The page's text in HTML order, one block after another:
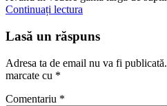
Continuați lectura
Lasă un răspuns
Adresa ta de email nu va fi publicată.
marcate cu *
Comentariu *